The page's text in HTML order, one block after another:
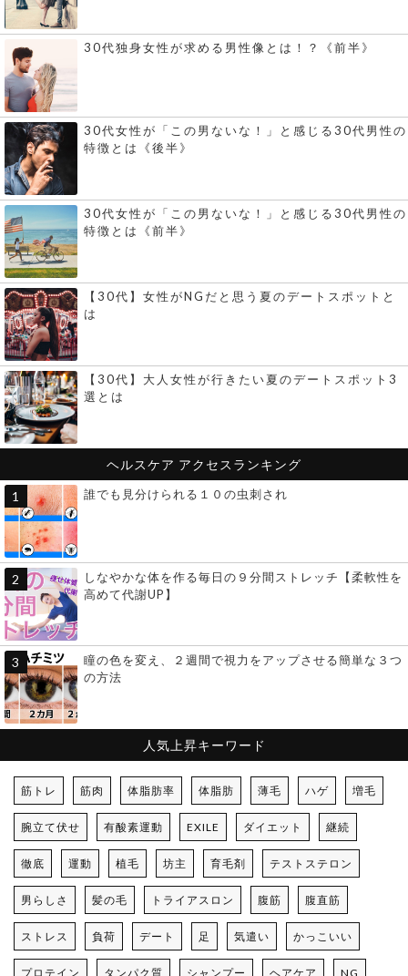
30代独身女性が求める男性像とは！？《前半》
30代女性が「この男ないな！」と感じる30代男性の
特徴とは《後半》
30代女性が「この男ないな！」と感じる30代男性の
特徴とは《前半》
【30代】女性がNGだと思う夏のデートスポットと
は
【30代】大人女性が行きたい夏のデートスポット3
選とは
ヘルスケア アクセスランキング
誰でも見分けられる１０の虫刺され
しなやかな体を作る毎日の９分間ストレッチ【柔軟性を
高めて代謝UP】
瞳の色を変え、２週間で視力をアップさせる簡単な３つ
の方法
人気上昇キーワード
筋トレ 筋肉 体脂肪率 体脂肪 薄毛 ハゲ 増毛
腕立て伏せ 有酸素運動 EXILE ダイエット 継続
徹底 運動 植毛 坊主 育毛剤 テストステロン
男らしさ 髪の毛 トライアスロン 腹筋 腹直筋
ストレス 負荷 デート 足 気遣い かっこいい
プロテイン タンパク質 シャンプー ヘアケア NG